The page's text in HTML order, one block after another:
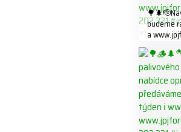
budeme
a
202 321
#biojack